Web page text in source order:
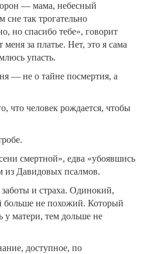
— мама, небесный
так трогательно
но спасибо тебе», говорит
за платье. Нет, это я сама
упасть.
— не о тайне посмертия, а
что человек рождается, чтобы
смертной», едва «убоявшись
из Давидовых псалмов.
и страха. Одинокий,
больше не похожий. Который
матери, тем дольше не
доступное, по